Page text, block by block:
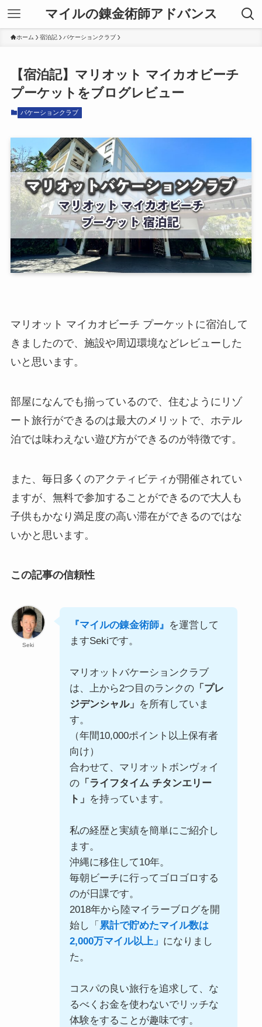
マイルの錬金術師アドバンス
ホーム 宿泊記 バケーションクラブ
【宿泊記】マリオット マイカオビーチ
プーケットをブログレビュー
バケーションクラブ
マリオット マイカオビーチ プーケットに宿泊して
きましたので、施設や周辺環境などレビューした
いと思います。
部屋になんでも揃っているので、住むようにリゾ
ート旅行ができるのは最大のメリットで、ホテル
泊では味わえない遊び方ができるのが特徴です。
また、毎日多くのアクティビティが開催されてい
ますが、無料で参加することができるので大人も
子供もかなり満足度の高い滞在ができるのではな
いかと思います。
この記事の信頼性
Seki
『マイルの錬金術師』 を運営して
ますSekiです。
マリオットバケーションクラブ
は、上から2つ目のランクの「プレ
ジデンシャル」 を所有していま
す。
（年間10,000ポイント以上保有者
向け）
合わせて、マリオットボンヴォイ
の「ライフタイム チタンエリー
ト」 を持っています。
私の経歴と実績を簡単にご紹介し
ます。
沖縄に移住して10年。
毎朝ビーチに行ってゴロゴロする
のが日課です。
2018年から陸マイラーブログを開
始し「 累計で貯めたマイル数は
2,000万マイル以上」 になりまし
た。
コスパの良い旅行を追求して、な
るべくお金を使わないでリッチな
体験をすることが趣味です。